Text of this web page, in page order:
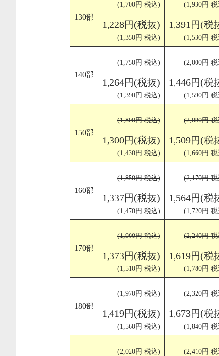
130部
(1,700円 税込)
1,228円(税抜)
(1,350円 税込)
(1,930円
1,391円(税
(1,530円
140部
(1,750円 税込)
1,264円(税抜)
(1,390円 税込)
(2,000円
1,446円(税
(1,590円
150部
(1,800円 税込)
1,300円(税抜)
(1,430円 税込)
(2,090円
1,509円(税
(1,660円
160部
(1,850円 税込)
1,337円(税抜)
(1,470円 税込)
(2,170円
1,564円(税
(1,720円
170部
(1,900円 税込)
1,373円(税抜)
(1,510円 税込)
(2,240円
1,619円(税
(1,780円
180部
(1,970円 税込)
1,419円(税抜)
(1,560円 税込)
(2,320円
1,673円(税
(1,840円
(2,020円 税込) (2,410円